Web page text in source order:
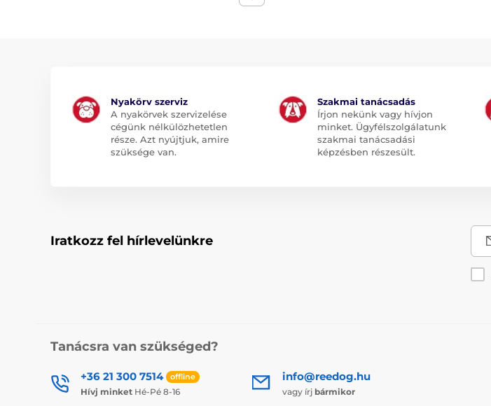
Nyakörv szerviz
A nyakörvek szervizelése
cégünk nélkülözhetetlen
része. Azt nyújtjuk, amire
szüksége van.
Szakmai tanácsadás
Írjon nekünk vagy hívjon
minket. Ügyfélszolgálatunk
szakmai tanácsadási
képzésben részesült.
Iratkozz fel hírlevelünkre
Tanácsra van szükséged?
+36 21 300 7514 offline
Hívj minket Hé-Pé 8-16
info@reedog.hu
vagy írj bármikor